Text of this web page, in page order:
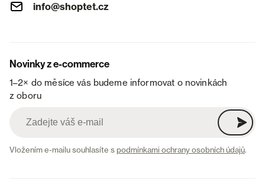
info@shoptet.cz
Novinky z e-commerce
1–2× do měsíce vás budeme informovat o novinkách
z oboru
Vložením e-mailu souhlasíte spodmínkami ochrany osobních údajů.